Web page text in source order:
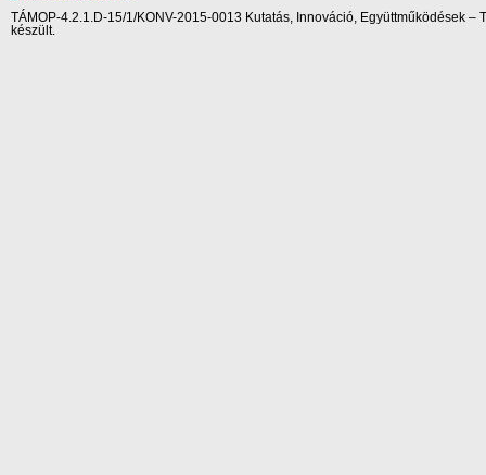
TÁMOP-4.2.1.D-15/1/KONV-2015-0013 Kutatás, Innováció, Együttműködések
készült.